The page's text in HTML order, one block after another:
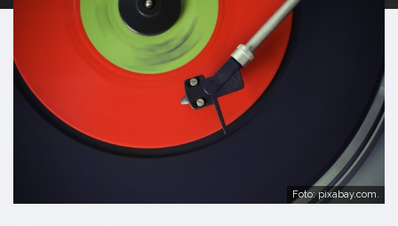
Foto: pixabay.com.